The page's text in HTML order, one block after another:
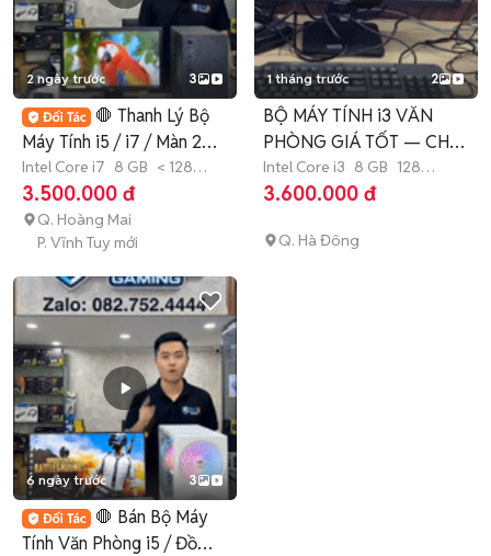
2 ngày trước 3
🛑 Thanh Lý Bộ
Máy Tính i5 / i7 / Màn 22
24inh Sẵn
Intel Core i7 8 GB < 128
GB SSD
3.500.000 đ
Q. Hoàng Mai
P. Vĩnh Tuy mới
1 tháng trước 2
BỘ MÁY TÍNH i3 VĂN
PHÒNG GIÁ TỐT — CHỈ
3.600K/BỘ
Intel Core i3 8 GB 128
GB SSD
3.600.000 đ
Q. Hà Đông
6 ngày trước 3
🛑 Bán Bộ Máy
Tính Văn Phòng i5 / Đồ